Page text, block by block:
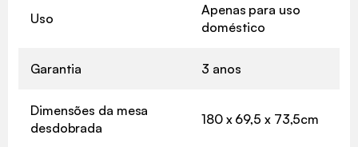
Uso
Apenas para uso
doméstico
Garantia 3 anos
Dimensões da mesa
desdobrada
180 x 69,5 x 73,5cm